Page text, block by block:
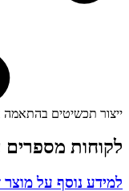
ייצור תכשיטים בהתאמה
לקוחות מספרים
למידע נוסף על